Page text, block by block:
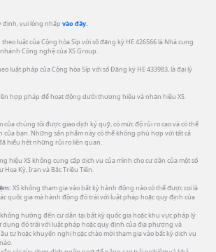
định, vui lòng nhấp vào đây.
luật của Cộng hòa Síp với số đăng ký HE 426566 là Nhà cung
Công nghệ của XS Group.
luật pháp của Cộng hòa Síp với số Đăng ký HE 433983, là đại lý
hợp pháp để hoạt động dưới thương hiệu và nhãn hiệu XS.
của chúng tôi được giao dịch ký quỹ, có mức độ rủi ro cao và có thể
của bạn. Những sản phẩm này có thể không phù hợp với tất cả
hiểu hết những rủi ro liên quan.
hiệu XS không cung cấp dịch vụ của mình cho cư dân của một số
Kỳ, Iran và Bắc Triều Tiên.
XS không tham gia vào bất kỳ hành động nào có thể được coi là
quốc gia mà hành động đó trái với luật pháp hoặc quy định của
hướng đến cư dân tại bất kỳ quốc gia hoặc khu vực pháp lý
dụng đó trái với luật pháp hoặc quy định của địa phương và
tư hoặc khuyến nghị hoặc chào mời tham gia vào bất kỳ dịch vụ